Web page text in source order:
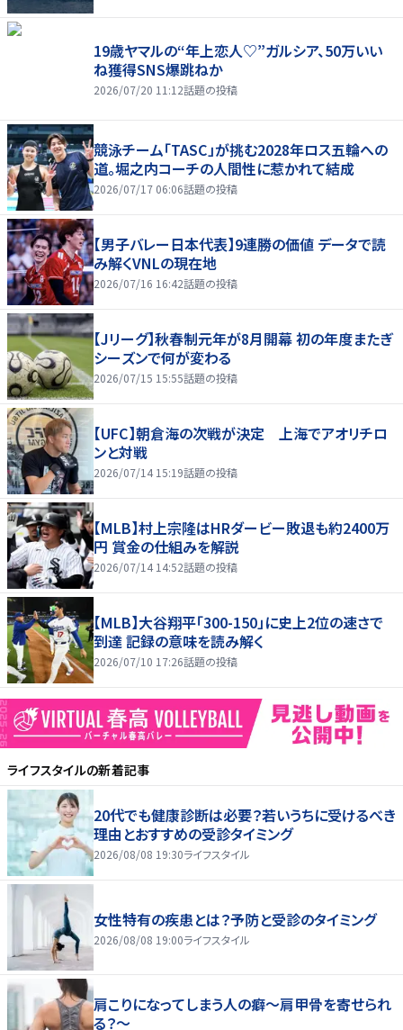
19歳ヤマルの“年上恋人♡”ガルシア、50万いい
ね獲得SNS爆跳ねか
2026/07/20 11:12話題の投稿
競泳チーム「TASC」が挑む2028年ロス五輪への
道。堀之内コーチの人間性に惹かれて結成
2026/07/17 06:06話題の投稿
【男子バレー日本代表】9連勝の価値 データで読
み解くVNLの現在地
2026/07/16 16:42話題の投稿
【Jリーグ】秋春制元年が8月開幕 初の年度またぎ
シーズンで何が変わる
2026/07/15 15:55話題の投稿
【UFC】朝倉海の次戦が決定 上海でアオリチロ
ンと対戦
2026/07/14 15:19話題の投稿
【MLB】村上宗隆はHRダービー敗退も約2400万
円 賞金の仕組みを解説
2026/07/14 14:52話題の投稿
【MLB】大谷翔平「300-150」に史上2位の速さで
到達 記録の意味を読み解く
2026/07/10 17:26話題の投稿
ライフスタイルの新着記事
20代でも健康診断は必要？若いうちに受けるべき
理由とおすすめの受診タイミング
2026/08/08 19:30ライフスタイル
女性特有の疾患とは？予防と受診のタイミング
2026/08/08 19:00ライフスタイル
肩こりになってしまう人の癖～肩甲骨を寄せられ
る？～